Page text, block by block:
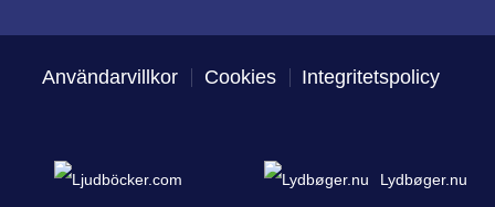
Användarvillkor Cookies Integritetspolicy
Lydbøger.nu